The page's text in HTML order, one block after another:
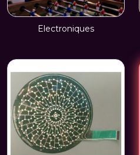
Electroniques